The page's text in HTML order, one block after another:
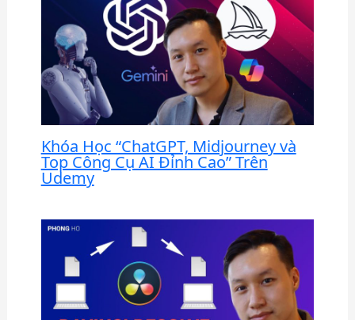
Khóa Học “ChatGPT, Midjourney và
Top Công Cụ AI Đỉnh Cao” Trên
Udemy